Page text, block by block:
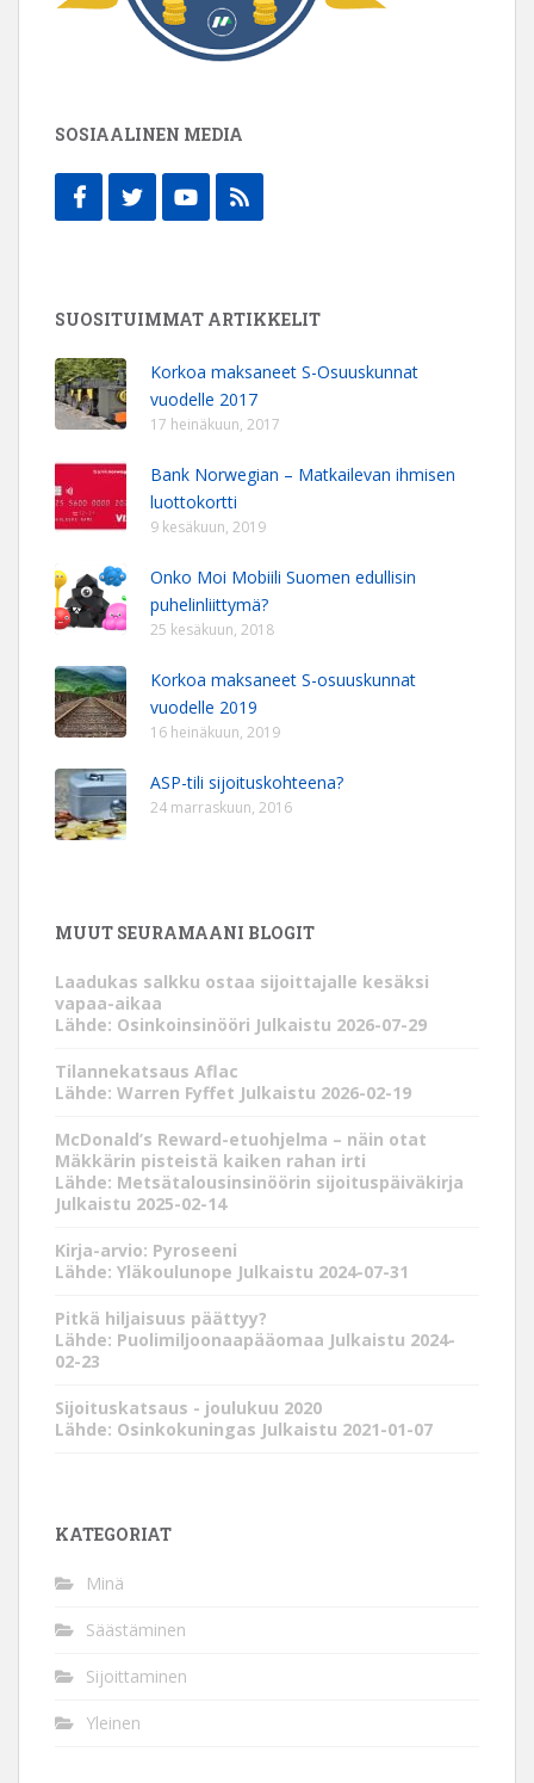
SOSIAALINEN MEDIA
SUOSITUIMMAT ARTIKKELIT
Korkoa maksaneet S-Osuuskunnat
vuodelle 2017
17 heinäkuun, 2017
Bank Norwegian – Matkailevan ihmisen
luottokortti
9 kesäkuun, 2019
Onko Moi Mobiili Suomen edullisin
puhelinliittymä?
25 kesäkuun, 2018
Korkoa maksaneet S-osuuskunnat
vuodelle 2019
16 heinäkuun, 2019
ASP-tili sijoituskohteena?
24 marraskuun, 2016
MUUT SEURAMAANI BLOGIT
Laadukas salkku ostaa sijoittajalle kesäksi
vapaa-aikaa
Lähde: Osinkoinsinööri Julkaistu 2026-07-29
Tilannekatsaus Aflac
Lähde: Warren Fyffet Julkaistu 2026-02-19
McDonald’s Reward-etuohjelma – näin otat
Mäkkärin pisteistä kaiken rahan irti
Lähde: Metsätalousinsinöörin sijoituspäiväkirja
Julkaistu 2025-02-14
Kirja-arvio: Pyroseeni
Lähde: Yläkoulunope Julkaistu 2024-07-31
Pitkä hiljaisuus päättyy?
Lähde: Puolimiljoonaapääomaa Julkaistu 2024-
02-23
Sijoituskatsaus - joulukuu 2020
Lähde: Osinkokuningas Julkaistu 2021-01-07
KATEGORIAT
Minä
Säästäminen
Sijoittaminen
Yleinen